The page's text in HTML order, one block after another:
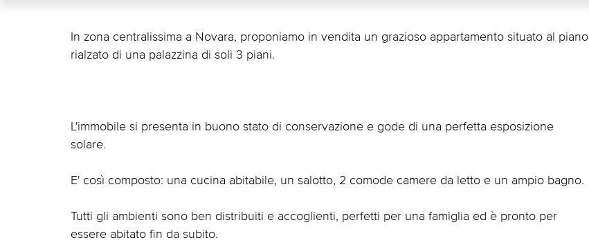
In zona centralissima a Novara, proponiamo in vendita un grazioso appartamento situato al piano
rialzato di una palazzina di soli 3 piani.
L'immobile si presenta in buono stato di conservazione e gode di una perfetta esposizione
solare.
E' così composto: una cucina abitabile, un salotto, 2 comode camere da letto e un ampio bagno.
Tutti gli ambienti sono ben distribuiti e accoglienti, perfetti per una famiglia ed è pronto per
essere abitato fin da subito.